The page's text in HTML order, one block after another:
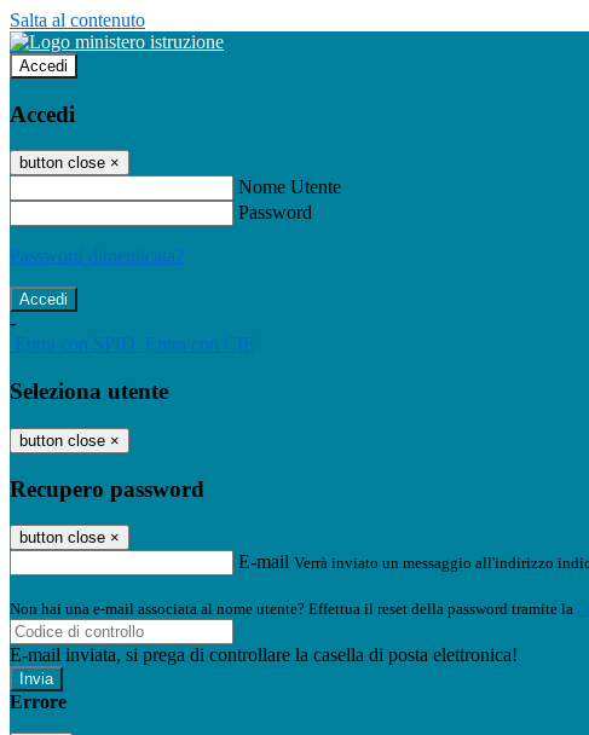
Salta al contenuto
Accedi
Accedi
button close ×
Nome Utente
Password
Password dimenticata?
-
Entra con SPID Entra con CIE
Seleziona utente
button close ×
Recupero password
button close ×
E-mail Verrà inviato un messaggio all'indirizzo
Non hai una e-mail associata al nome utente? Effettua il reset della password tramite la
E-mail inviata, si prega di controllare la casella di posta elettronica!
Errore